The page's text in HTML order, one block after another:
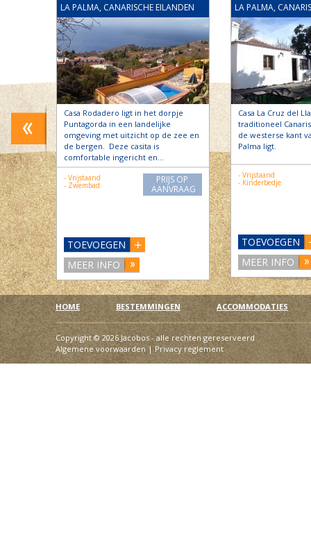
de
in
OP
LA PALMA, CANARISCHE EILANDEN
Casa Rodadero ligt in het dorpje
Puntagorda in een landelijke
omgeving met uitzicht op de zee en
de bergen. Deze casita is
comfortable ingericht en…
- Vrijstaand
- Zwembad
PRIJS OP
AANVRAAG
TOEVOEGEN
MEER INFO
LA PALMA,
Casa La Cruz del
traditioneel
de westerse kant
Palma ligt.
- Vrijstaand
- Kinderbedje
TOEVOEGEN
MEER INFO
HOME BESTEMMINGEN ACCOMMODATIES
Copyright © 2026 Jacobos - alle rechten gereserveerd
Algemene voorwaarden|Privacy reglement